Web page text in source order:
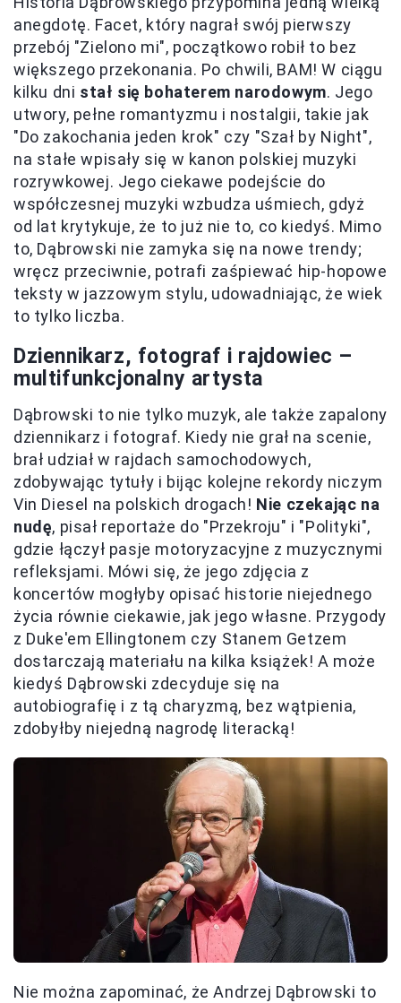
anegdotę. Facet, który nagrał swój pierwszy
przebój "Zielono mi", początkowo robił to bez
większego przekonania. Po chwili, BAM! W ciągu
kilku dni stał się bohaterem narodowym. Jego
utwory, pełne romantyzmu i nostalgii, takie jak
"Do zakochania jeden krok" czy "Szał by Night",
na stałe wpisały się w kanon polskiej muzyki
rozrywkowej. Jego ciekawe podejście do
współczesnej muzyki wzbudza uśmiech, gdyż
od lat krytykuje, że to już nie to, co kiedyś. Mimo
to, Dąbrowski nie zamyka się na nowe trendy;
wręcz przeciwnie, potrafi zaśpiewać hip-hopowe
teksty w jazzowym stylu, udowadniając, że wiek
to tylko liczba.
Dziennikarz, fotograf i rajdowiec –
multifunkcjonalny artysta
Dąbrowski to nie tylko muzyk, ale także zapalony
dziennikarz i fotograf. Kiedy nie grał na scenie,
brał udział w rajdach samochodowych,
zdobywając tytuły i bijąc kolejne rekordy niczym
Vin Diesel na polskich drogach! Nie czekając na
nudę, pisał reportaże do "Przekroju" i "Polityki",
gdzie łączył pasje motoryzacyjne z muzycznymi
refleksjami. Mówi się, że jego zdjęcia z
koncertów mogłyby opisać historie niejednego
życia równie ciekawie, jak jego własne. Przygody
z Duke'em Ellingtonem czy Stanem Getzem
dostarczają materiału na kilka książek! A może
kiedyś Dąbrowski zdecyduje się na
autobiografię i z tą charyzmą, bez wątpienia,
zdobyłby niejedną nagrodę literacką!
Nie można zapominać, że Andrzej Dąbrowski to